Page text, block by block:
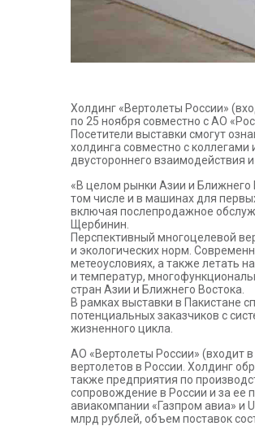
Холдинг «Вертолеты России»
по 25 ноября совместно с АО
Посетители выставки смогут
холдинга совместно с
двустороннего взаимодействия
«В целом рынки Азии и Ближнего
том числе и в машинах для
включая послепродажное
Щербинин.
Перспективный многоцелевой
и экологических норм.
метеоусловиях, а также летать
и температур,
стран Азии и Ближнего Востока.
В рамках выставки в Пакистане
потенциальных заказчиков с
жизненного цикла.
АО «Вертолеты России» (входит
вертолетов в России. Холдинг
также предприятия по
сопровождение в России и за ее
авиакомпании «Газпром авиа» и
млрд рублей, объем поставок